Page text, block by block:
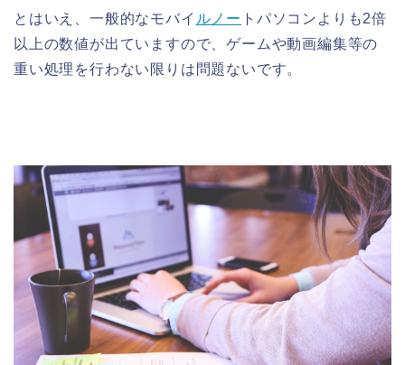
とはいえ、一般的なモバイ ルノー トパソコンよりも2倍
以上の数値が出ていますので、ゲームや動画編集等の
重い処理を行わない限りは問題ないです。